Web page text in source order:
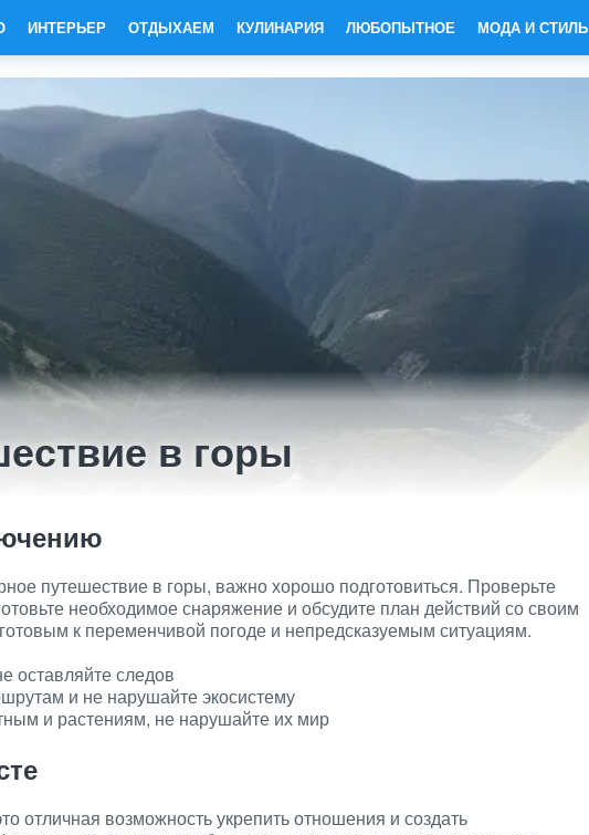
ИНТЕРЬЕР ОТДЫХАЕМ КУЛИНАРИЯ ЛЮБОПЫТНОЕ МОДА И СТИЛЬ
в горы
путешествие в горы, важно хорошо подготовиться. Проверьте
необходимое снаряжение и обсудите план действий со своим
к переменчивой погоде и непредсказуемым ситуациям.
оставляйте следов
и не нарушайте экосистему
и растениям, не нарушайте их мир
отличная возможность укрепить отношения и создать